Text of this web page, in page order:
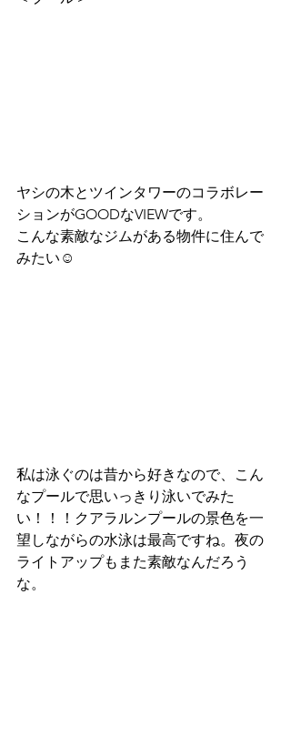
ヤシの木とツインタワーのコラボレー
ションがGOODなVIEWです。
こんな素敵なジムがある物件に住んで
みたい☺️
私は泳ぐのは昔から好きなので、こん
なプールで思いっきり泳いでみた
い！！！クアラルンプールの景色を一
望しながらの水泳は最高ですね。夜の
ライトアップもまた素敵なんだろう
な。